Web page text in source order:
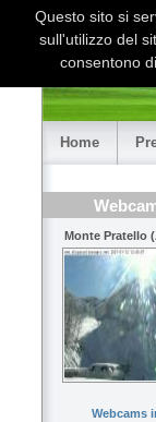
Home
Monte Pratello
Webcams
Questo sito si
sull'utilizzo del
consentono